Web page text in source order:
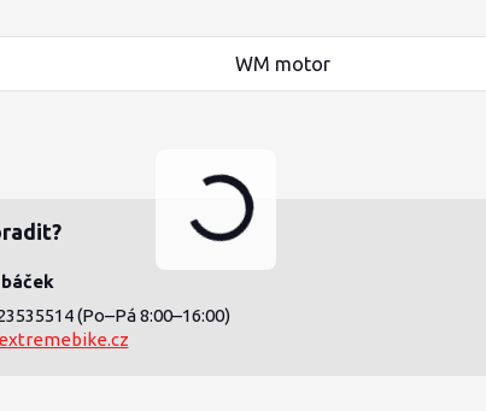
WM motor
(Po–Pá 8:00–16:00)